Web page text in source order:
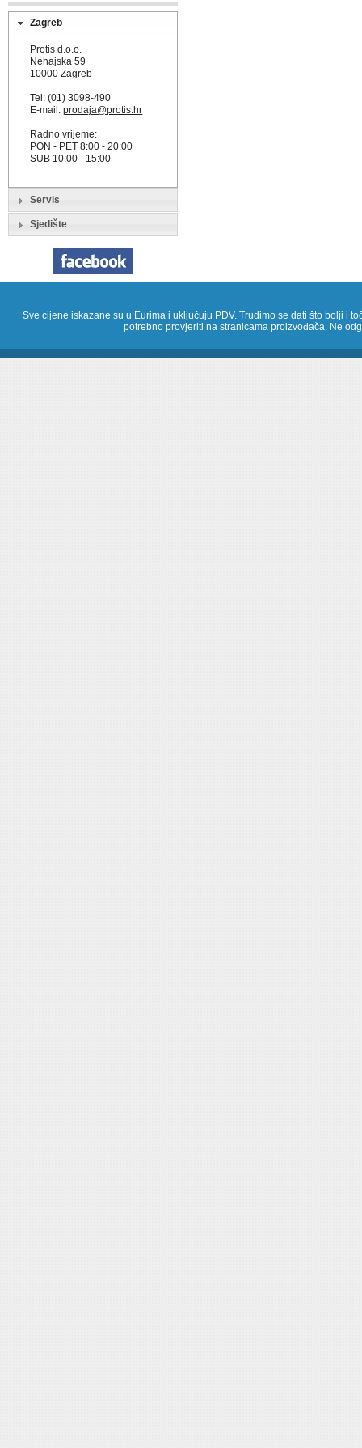
Zagreb
Protis d.o.o.
Nehajska 59
10000 Zagreb
Tel: (01) 3098-490
E-mail:prodaja@protis.hr
Radno vrijeme:
PON - PET 8:00 - 20:00
SUB 10:00 - 15:00
Servis
Sjedište
Sve cijene iskazane su u Eurima i uključuju PDV. Trudimo se dati što bolji i
potrebno provjeriti na stranicama proizvođača. Ne